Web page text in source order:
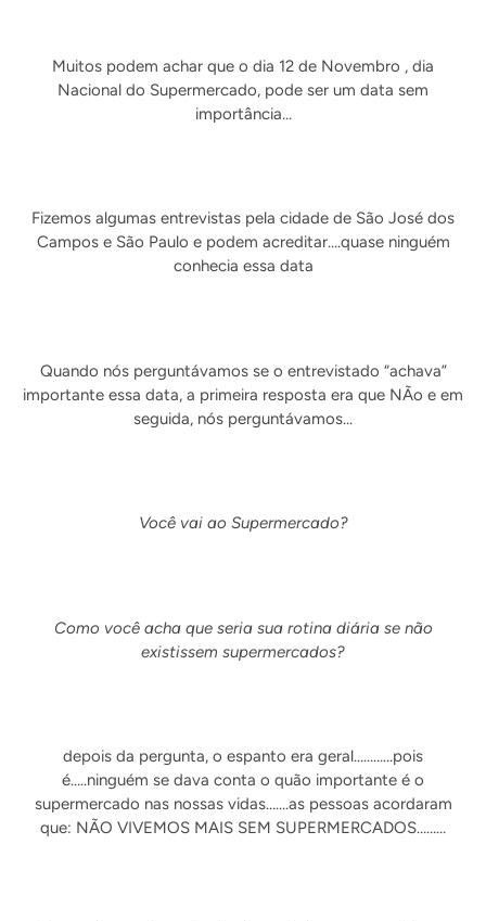
Muitos podem achar que o dia 12 de Novembro , dia
Nacional do Supermercado, pode ser um data sem
importância…
Fizemos algumas entrevistas pela cidade de São José dos
Campos e São Paulo e podem acreditar….quase ninguém
conhecia essa data
Quando nós perguntávamos se o entrevistado “achava”
importante essa data, a primeira resposta era que NÃo e em
seguida, nós perguntávamos…
Você vai ao Supermercado?
Como você acha que seria sua rotina diária se não
existissem supermercados?
depois da pergunta, o espanto era geral…………pois
é…..ninguém se dava conta o quão importante é o
supermercado nas nossas vidas…….as pessoas acordaram
que: NÃO VIVEMOS MAIS SEM SUPERMERCADOS………